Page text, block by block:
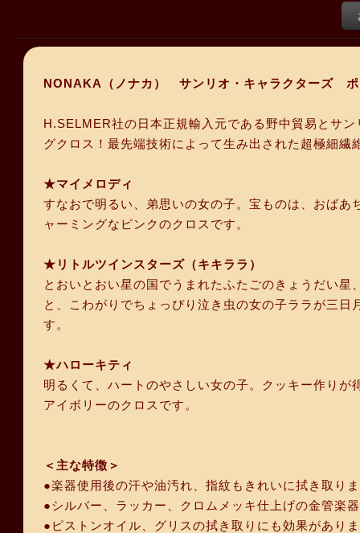
NONAKA（ノナカ） サンリオ・キャラクターズ ポ
H.SELMER社の日本正規輸入元である野中貿易とサ
グクロス！最先端技術によって生み出された超極細
★マイメロディ
すなおで明るい、弟思いの女の子。宝ものは、おば
ャーミングなピンクのクロスです。
★リトルツインスターズ（キキララ）
とおいとおい星の国でうまれたふたごのきょうだい
と、こわがりでちょっぴり泣き虫の女の子ララが三
す。
★ハローキティ
明るくて、ハートのやさしい女の子。クッキー作り
アイボリーのクロスです。
＜主な特徴＞
●楽器使用後の汗や油汚れ、指紋もきれいに拭き取り
●シルバー、ラッカー、クロムメッキ仕上げの金管楽
●ピストンオイル、グリスの拭き取りにも効果があり